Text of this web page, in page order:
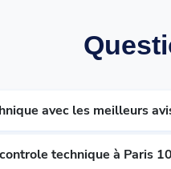
avec les meilleurs
technique à Paris